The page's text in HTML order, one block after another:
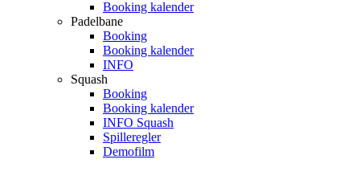
Booking kalender
Padelbane
Booking
Booking kalender
INFO
Squash
Booking
Booking kalender
INFO Squash
Spilleregler
Demofilm